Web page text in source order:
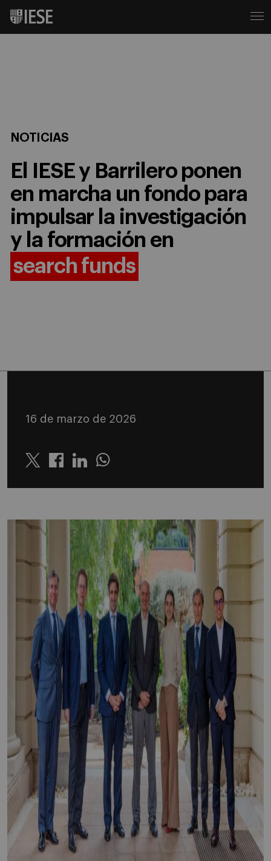
NOTICIAS
El IESE y Barrilero ponen
en marcha un fondo para
impulsar la investigación
y la formación en
search funds
16 de marzo de 2026
Twitter LinkedinWhatsapp